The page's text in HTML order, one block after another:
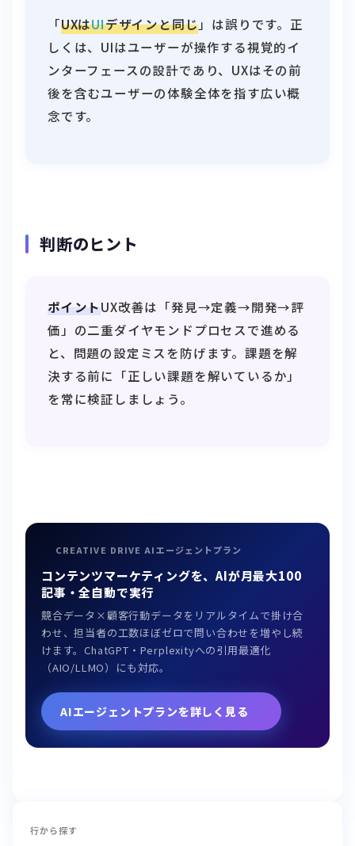
「UXはUIデザインと同じ」は誤りです。正
しくは、UIはユーザーが操作する視覚的イ
ンターフェースの設計であり、UXはその前
後を含むユーザーの体験全体を指す広い概
念です。
判断のヒント
ポイントUX改善は「発見→定義→開発→評
価」の二重ダイヤモンドプロセスで進める
と、問題の設定ミスを防げます。課題を解
決する前に「正しい課題を解いているか」
を常に検証しましょう。
CREATIVE DRIVE AIエージェントプラン
コンテンツマーケティングを、AIが月最大100
記事・全自動で実行
競合データ×顧客行動データをリアルタイムで掛け合
わせ、担当者の工数ほぼゼロで問い合わせを増やし続
けます。ChatGPT・Perplexityへの引用最適化
（AIO/LLMO）にも対応。
AIエージェントプランを詳しく見る
行から探す